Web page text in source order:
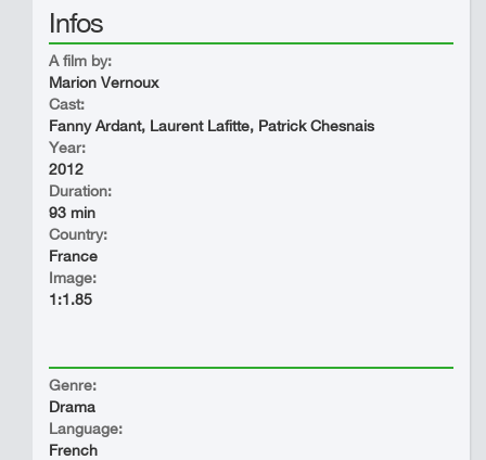
Infos
A film by:
Marion Vernoux
Cast:
Fanny Ardant, Laurent Lafitte, Patrick Chesnais
Year:
2012
Duration:
93 min
Country:
France
Image:
1:1.85
Genre:
Drama
Language:
French